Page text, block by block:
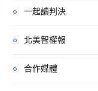
一起讀判決
北美智權報
合作媒體